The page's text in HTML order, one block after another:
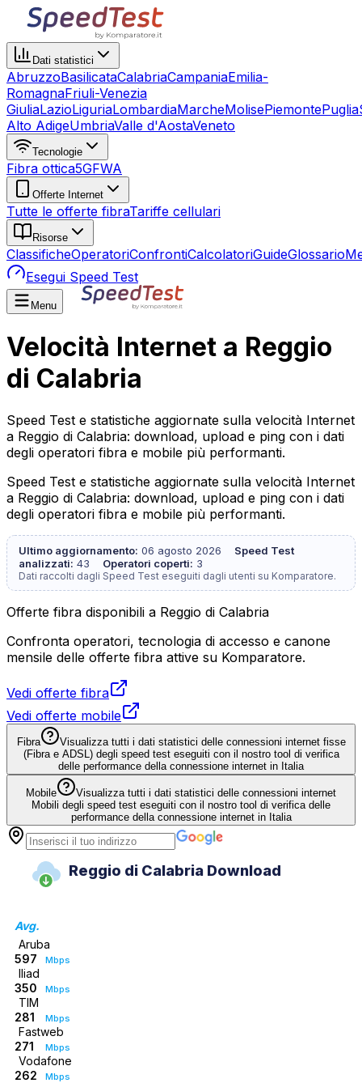
Dati statistici
AbruzzoBasilicataCalabriaCampaniaEmilia-
RomagnaFriuli-Venezia
GiuliaLazioLiguriaLombardiaMarcheMolisePiemontePuglia
Alto AdigeUmbriaValle d'AostaVeneto
Tecnologie
Fibra ottica5GFWA
Offerte Internet
Tutte le offerte fibraTariffe cellulari
Risorse
ClassificheOperatoriConfrontiCalcolatoriGuideGlossario
Esegui Speed Test
Menu
Velocità Internet a Reggio
di Calabria
Speed Test e statistiche aggiornate sulla velocità Internet
a Reggio di Calabria: download, upload e ping con i dati
degli operatori fibra e mobile più performanti.
Speed Test e statistiche aggiornate sulla velocità Internet
a Reggio di Calabria: download, upload e ping con i dati
degli operatori fibra e mobile più performanti.
Ultimo aggiornamento: 06 agosto 2026
Speed Test
analizzati: 43 Operatori coperti: 3
Dati raccolti dagli Speed Test eseguiti dagli utenti su Komparatore.
Offerte fibra disponibili a Reggio di Calabria
Confronta operatori, tecnologia di accesso e canone
mensile delle offerte fibra attive su Komparatore.
Vedi offerte fibra
Vedi offerte mobile
Fibra
Visualizza tutti i dati statistici delle connessioni internet fisse
(Fibra e ADSL) degli speed test eseguiti con il nostro tool di verifica
delle performance della connessione internet in Italia
Mobile
Visualizza tutti i dati statistici delle connessioni internet
Mobili degli speed test eseguiti con il nostro tool di verifica delle
performance della connessione internet in Italia
Reggio di Calabria Download
Avg.
Aruba
597
Mbps
Iliad
350
Mbps
TIM
281
Mbps
Fastweb
271
Mbps
Vodafone
262
Mbps